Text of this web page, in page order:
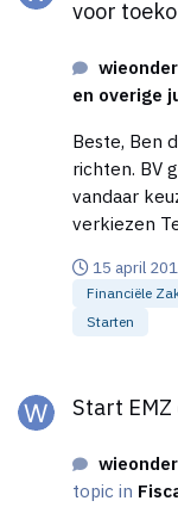
aanstellen
een
discussie
Dat is niet
hanteren
voor
en overige
Beste, Ben druk met een compagnon een BV op te
richten. BV gaat later ook concepten verkopen,
vandaar
verkiezen
opstartfase
aandeelhouder. Loop nu aan tegen het
als ieder
titel
15 april
Financiële
Starten
Start
topic in